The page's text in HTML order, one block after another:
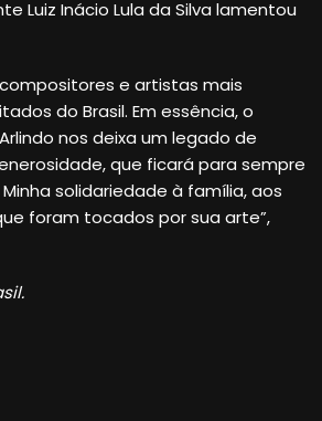
Luiz Inácio Lula da Silva lamentou
e artistas mais
do Brasil. Em essência, o
nos deixa um legado de
que ficará para sempre
solidariedade à família, aos
foram tocados por sua arte”,